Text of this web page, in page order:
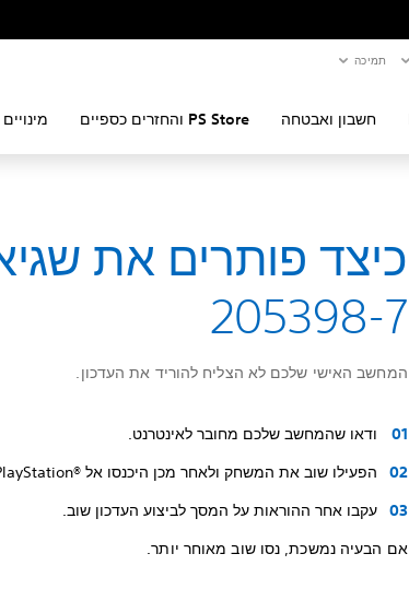
תמיכה
חשבון ואבטחה PS Store והחזרים כספיים מינויים
205398-7
המחשב האישי שלכם לא הצליח להוריד את העדכון.
ודאו שהמחשב שלכם מחובר לאינטרנט.
הפעילו שוב את המשחק ולאחר מכן היכנסו אל PlayStation®‎ כאשר תתבקשו.
עקבו אחר ההוראות על המסך לביצוע העדכון שוב.
אם הבעיה נמשכת, נסו שוב מאוחר יותר.